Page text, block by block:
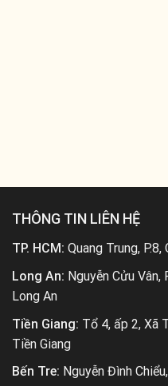
THÔNG TIN LIÊN HỆ
TP. HCM: Quang Trung, P.8,
Long An: Nguyễn Cửu Vân,
Long An
Tiền Giang: Tổ 4, ấp 2, Xã
Tiền Giang
Bến Tre: Nguyễn Đình